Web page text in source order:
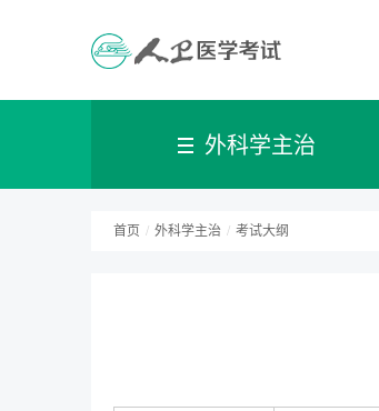
外科学主治
首页 / 外科学主治 / 考试大纲